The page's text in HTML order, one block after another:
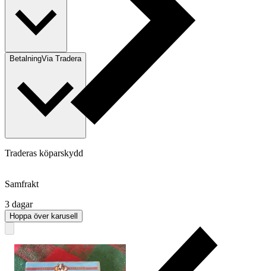
BetalningVia Tradera
Traderas köparskydd
Samfrakt
3 dagar
Hoppa över karusell